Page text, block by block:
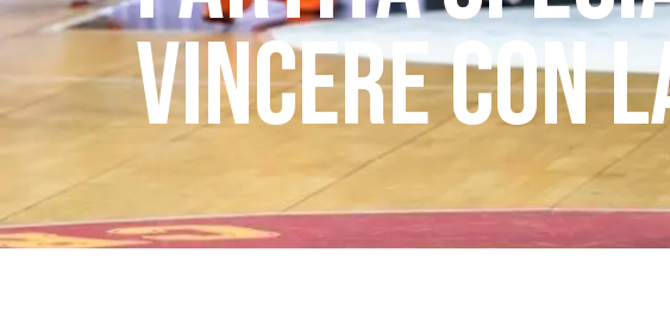
VINCERE CON